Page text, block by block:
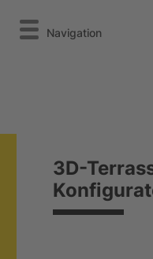
Navigation
3D-